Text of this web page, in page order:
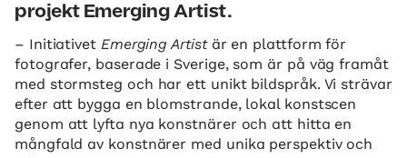
projekt Emerging Artist.
– Initiativet Emerging Artistär en plattform för
fotografer, baserade i Sverige, som är på väg framåt
med stormsteg och har ett unikt bildspråk. Vi strävar
efter att bygga en blomstrande, lokal konstscen
genom att lyfta nya konstnärer och att hitta en
mångfald av konstnärer med unika perspektiv och